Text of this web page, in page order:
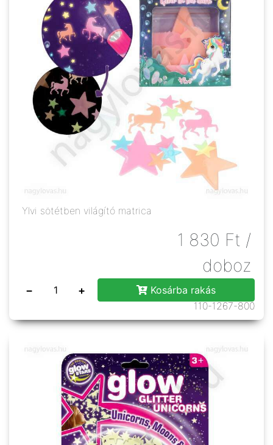
Ylvi sötétben világító matrica
1 830 Ft /
doboz
− +
Kosárba rakás
110-1267-800